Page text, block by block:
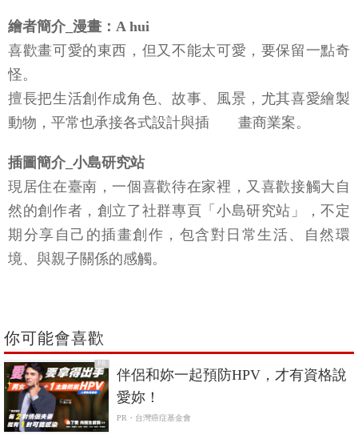
Instagram：plainlaw.me
繪者簡介_漫畫：A hui
喜歡畫可愛的東西，但又不能太可愛，要保留一點奇
怪。
動物，平常也承接各式設計與插 畫商業案。
插圖簡介_小島研究站
現居住在臺南，一個喜歡待在家裡，又喜歡接觸大自
然的創作者，創立了社群專頁「小島研究站」，不定
你可能會喜歡
PR
伴侶和妳一起預防HPV，才有資格說